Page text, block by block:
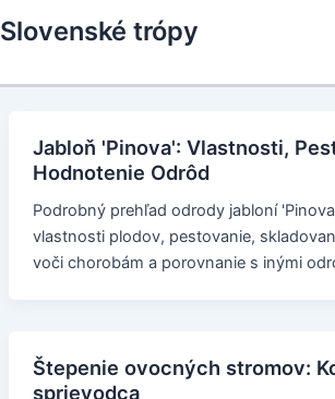
to
Slovenské trópy
Jabloň 'Pinova': Vlastnosti,
Hodnotenie Odrôd
Podrobný prehľad odrody jabloní
vlastnosti plodov, pestovanie,
voči chorobám a porovnanie s inými
Štepenie ovocných stromov:
sprievodca